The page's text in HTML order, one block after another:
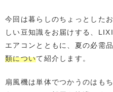
今回は暮らしのちょっとした
しい豆知識をお届けする、
エアコンとともに、夏の必需
類について紹介します。
扇風機は単体でつかうのはも